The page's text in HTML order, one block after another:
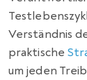
Verständnis
praktische
um jeden